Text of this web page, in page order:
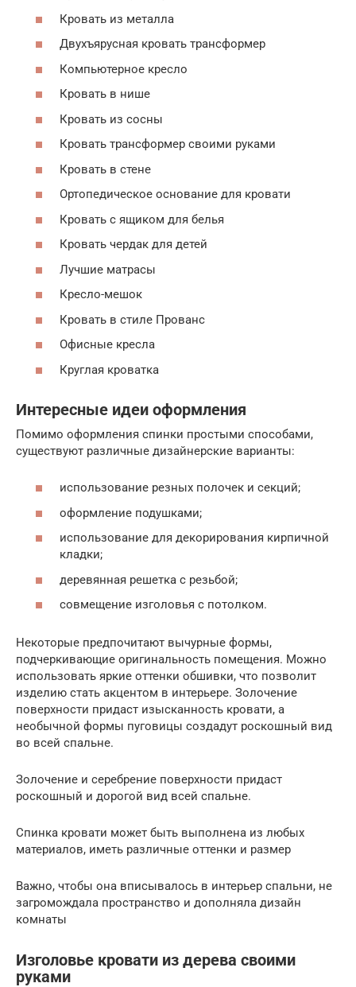
Кровать из металла
Двухъярусная кровать трансформер
Компьютерное кресло
Кровать в нише
Кровать из сосны
Кровать трансформер своими руками
Кровать в стене
Ортопедическое основание для кровати
Кровать с ящиком для белья
Кровать чердак для детей
Лучшие матрасы
Кресло-мешок
Кровать в стиле Прованс
Офисные кресла
Круглая кроватка
Интересные идеи оформления
Помимо оформления спинки простыми способами,
существуют различные дизайнерские варианты:
использование резных полочек и секций;
оформление подушками;
использование для декорирования кирпичной
кладки;
деревянная решетка с резьбой;
совмещение изголовья с потолком.
Некоторые предпочитают вычурные формы,
подчеркивающие оригинальность помещения. Можно
использовать яркие оттенки обшивки, что позволит
изделию стать акцентом в интерьере. Золочение
поверхности придаст изысканность кровати, а
необычной формы пуговицы создадут роскошный вид
во всей спальне.
Золочение и серебрение поверхности придаст
роскошный и дорогой вид всей спальне.
Спинка кровати может быть выполнена из любых
материалов, иметь различные оттенки и размер
Важно, чтобы она вписывалось в интерьер спальни, не
загромождала пространство и дополняла дизайн
комнаты
Изголовье кровати из дерева своими
руками